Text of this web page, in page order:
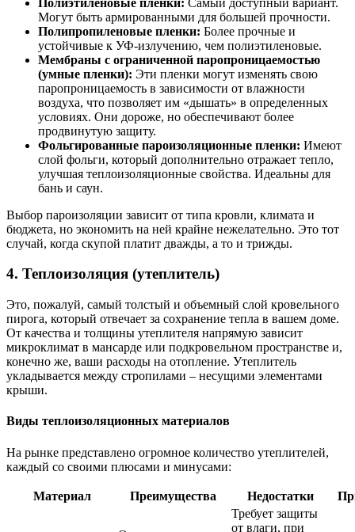
Могут быть армированными для большей прочности.
Полипропиленовые пленки: Более прочные и
устойчивые к УФ-излучению, чем полиэтиленовые.
Мембраны с ограниченной паропроницаемостью
(умные пленки): Эти пленки могут изменять свою
паропроницаемость в зависимости от влажности
воздуха, что позволяет им «дышать» в определенных
условиях. Они дороже, но обеспечивают более
продвинутую защиту.
Фольгированные пароизоляционные пленки: Имеют
слой фольги, который дополнительно отражает тепло,
улучшая теплоизоляционные свойства. Идеальны для
бань и саун.
Выбор пароизоляции зависит от типа кровли, климата и
бюджета, но экономить на ней крайне нежелательно. Это тот
случай, когда скупой платит дважды, а то и трижды.
4. Теплоизоляция (утеплитель)
Это, пожалуй, самый толстый и объемный слой кровельного
пирога, который отвечает за сохранение тепла в вашем доме.
От качества и толщины утеплителя напрямую зависит
микроклимат в мансарде или подкровельном пространстве и,
конечно же, ваши расходы на отопление. Утеплитель
укладывается между стропилами – несущими элементами
крыши.
Виды теплоизоляционных материалов
На рынке представлено огромное количество утеплителей,
каждый со своими плюсами и минусами:
Материал Преимущества Недостатки
Требует защиты
от влаги, при